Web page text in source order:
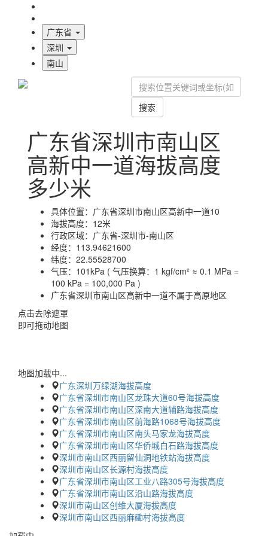
广东省
深圳
南山
搜索
广东省深圳市南山区
高新中一道海拔高度
多少米
具体位置： 广东省深圳市南山区高新中一道10
海拔高度： 12米
行政区域： 广东省-深圳市-南山区
经度： 113.94621600
纬度： 22.55528700
气压： 101kPa ( 气压换算：1 kgf/cm² ≈ 0.1 MPa =
100 kPa = 100,000 Pa )
广东省深圳市南山区高新中一道不属于高原地区
点击去除遮罩
即可拖动地图
地图加载中...
广东深圳万绿湖海拔高度
广东省深圳市南山区龙珠大道60号海拔高度
广东省深圳市南山区深南大道辅路海拔高度
广东省深圳市南山区前海路1068号海拔高度
广东省深圳市南山区南头马家龙海拔高度
广东省深圳市南山区华侨城白石路海拔高度
深圳市南山区西丽留仙洞地铁站海拔高度
深圳市南山区长源村海拔高度
广东省深圳市南山区工业八路305号海拔高度
广东省深圳市南山区沿山路海拔高度
深圳市南山区创维大厦海拔高度
深圳市南山区西丽麻磡村海拔高度